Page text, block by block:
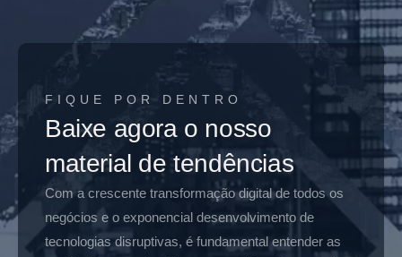
FIQUE POR DENTRO
Baixe agora o nosso
material de tendências
Com a crescente transformação digital de todos os
negócios e o exponencial desenvolvimento de
tecnologias disruptivas, é fundamental entender as